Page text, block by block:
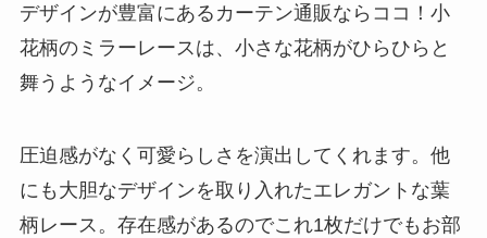
デザインが豊富にあるカーテン通販ならココ！小
花柄のミラーレースは、小さな花柄がひらひらと
舞うようなイメージ。
圧迫感がなく可愛らしさを演出してくれます。他
にも大胆なデザインを取り入れたエレガントな葉
柄レース。存在感があるのでこれ1枚だけでもお部